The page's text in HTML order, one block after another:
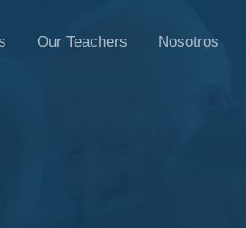
Our Teachers Nosotros